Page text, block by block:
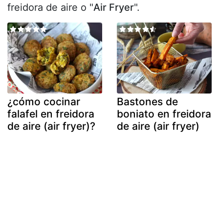
freidora de aire o "Air Fryer".
¿cómo cocinar
falafel en freidora
de aire (air fryer)?
Bastones de
boniato en freidora
de aire (air fryer)